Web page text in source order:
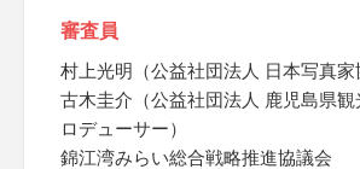
審査員
村上光明（公益社団法人 日本写真家
古木圭介（公益社団法人 鹿児島県
ロデューサー）
錦江湾みらい総合戦略推進協議会